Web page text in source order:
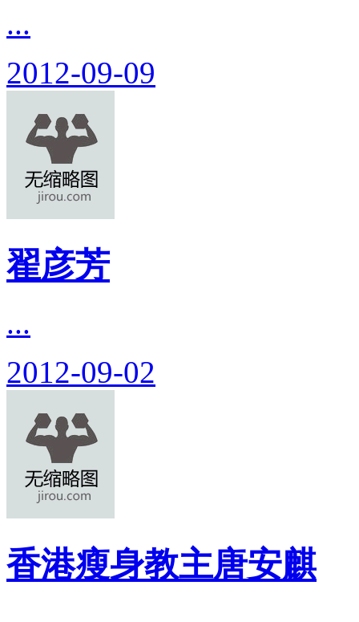
...
2012-09-09
翟彦芳
...
2012-09-02
香港瘦身教主唐安麒